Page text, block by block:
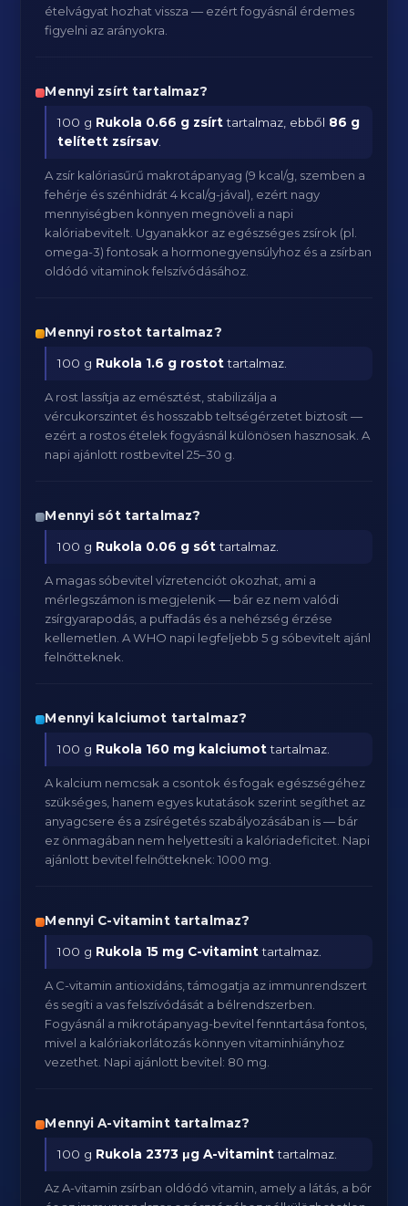
ételvágyat hozhat vissza — ezért fogyásnál érdemes
figyelni az arányokra.
Mennyi zsírt tartalmaz?
100 g Rukola 0.66 g zsírttartalmaz, ebből 86 g
telített zsírsav
A zsír kalóriasűrű makrotápanyag (9 kcal/g, szemben a
fehérje és szénhidrát 4 kcal/g-jával), ezért nagy
mennyiségben könnyen megnöveli a napi
kalóriabevitelt. Ugyanakkor az egészséges zsírok (pl.
omega-3) fontosak a hormonegyensúlyhoz és a zsírban
oldódó vitaminok felszívódásához.
Mennyi rostot tartalmaz?
100 g Rukola 1.6 g rostottartalmaz.
A rost lassítja az emésztést, stabilizálja a
vércukorszintet és hosszabb teltségérzetet biztosít —
ezért a rostos ételek fogyásnál különösen hasznosak. A
napi ajánlott rostbevitel 25–30 g.
Mennyi sót tartalmaz?
100 g Rukola 0.06 g sóttartalmaz.
A magas sóbevitel vízretenciót okozhat, ami a
mérlegszámon is megjelenik — bár ez nem valódi
zsírgyarapodás, a puffadás és a nehézség érzése
kellemetlen. A WHO napi legfeljebb 5 g sóbevitelt ajánl
felnőtteknek.
Mennyi kalciumot tartalmaz?
100 g Rukola 160 mg kalciumottartalmaz.
A kalcium nemcsak a csontok és fogak egészségéhez
szükséges, hanem egyes kutatások szerint segíthet az
anyagcsere és a zsírégetés szabályozásában is — bár
ez önmagában nem helyettesíti a kalóriadeficitet. Napi
ajánlott bevitel felnőtteknek: 1000 mg.
Mennyi C-vitamint tartalmaz?
100 g Rukola 15 mg C-vitaminttartalmaz.
A C-vitamin antioxidáns, támogatja az immunrendszert
és segíti a vas felszívódását a bélrendszerben.
Fogyásnál a mikrotápanyag-bevitel fenntartása fontos,
mivel a kalóriakorlátozás könnyen vitaminhiányhoz
vezethet. Napi ajánlott bevitel: 80 mg.
Mennyi A-vitamint tartalmaz?
100 g Rukola 2373 μg A-vitaminttartalmaz.
Az A-vitamin zsírban oldódó vitamin, amely a látás, a bőr